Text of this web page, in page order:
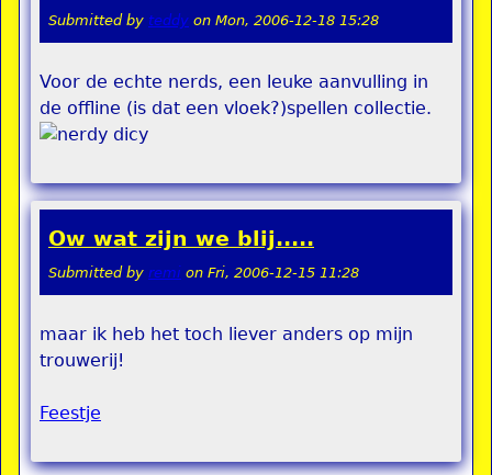
Submitted by teddy on Mon, 2006-12-18 15:28
Voor de echte nerds, een leuke aanvulling in
de offline (is dat een vloek?)spellen collectie.
Ow wat zijn we blij.....
Submitted by remi on Fri, 2006-12-15 11:28
maar ik heb het toch liever anders op mijn
trouwerij!
Feestje